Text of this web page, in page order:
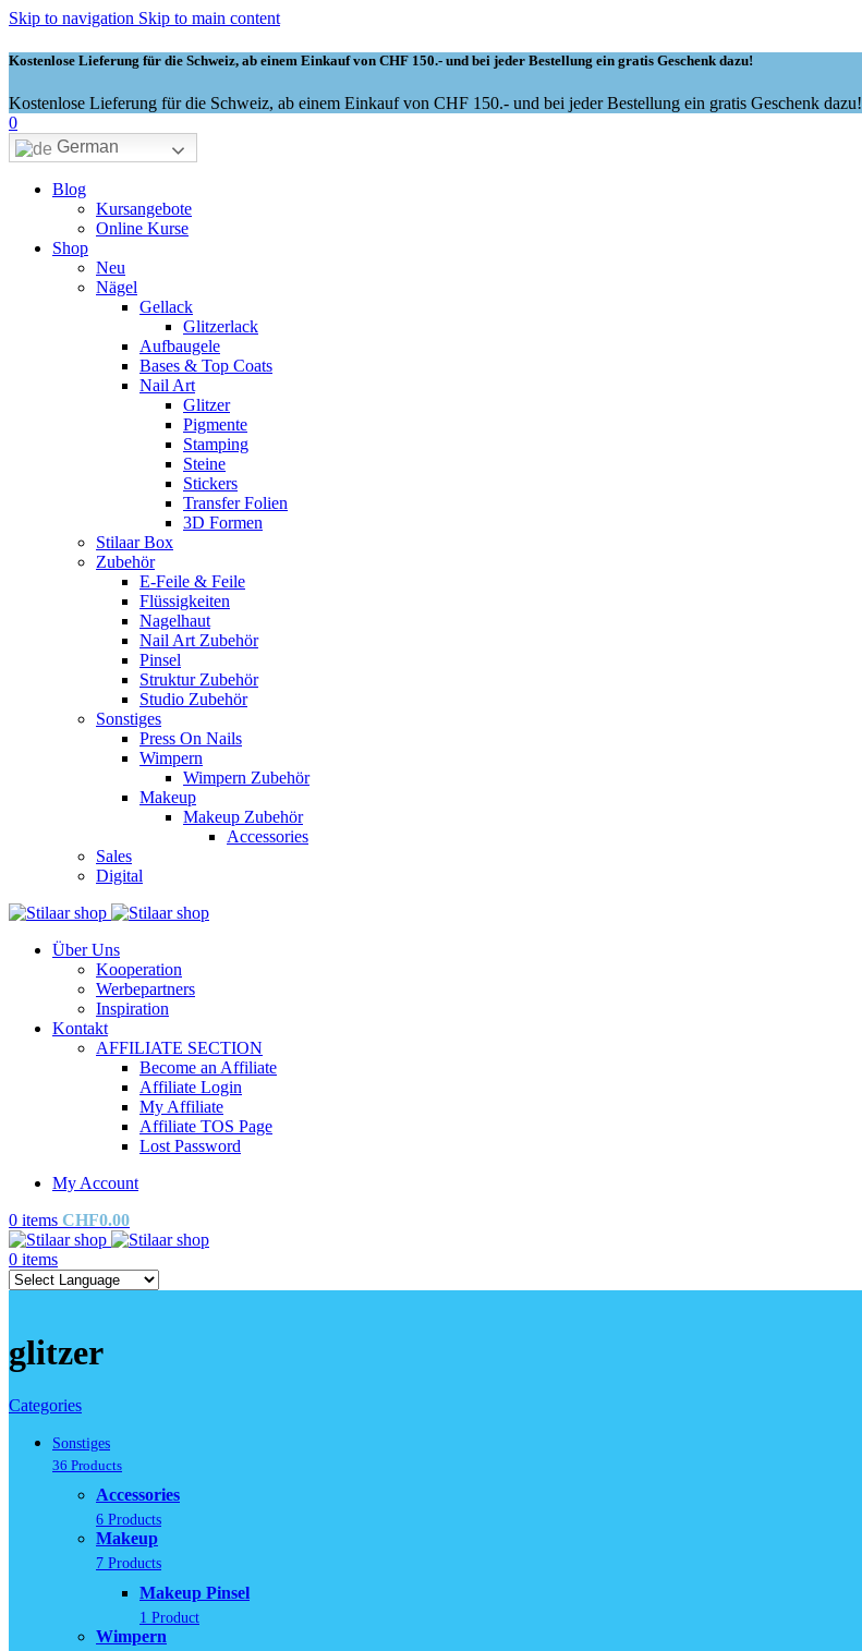
Skip to navigation Skip to main content
Kostenlose Lieferung für die Schweiz, ab einem Einkauf von CHF 150.- und bei jeder Bestellung ein gratis Geschenk dazu!
Kostenlose Lieferung für die Schweiz, ab einem Einkauf von CHF 150.- und bei jeder Bestellung ein gratis Geschenk dazu!
0
German
Blog
Kursangebote
Online Kurse
Shop
Neu
Nägel
Gellack
Glitzerlack
Aufbaugele
Bases & Top Coats
Nail Art
Glitzer
Pigmente
Stamping
Steine
Stickers
Transfer Folien
3D Formen
Stilaar Box
Zubehör
E-Feile & Feile
Flüssigkeiten
Nagelhaut
Nail Art Zubehör
Pinsel
Struktur Zubehör
Studio Zubehör
Sonstiges
Press On Nails
Wimpern
Wimpern Zubehör
Makeup
Makeup Zubehör
Accessories
Sales
Digital
Über Uns
Kooperation
Werbepartners
Inspiration
Kontakt
AFFILIATE SECTION
Become an Affiliate
Affiliate Login
My Affiliate
Affiliate TOS Page
Lost Password
My Account
0 items CHF0.00
0 items
glitzer
Categories
Sonstiges
36 Products
Accessories
6 Products
Makeup
7 Products
Makeup Pinsel
1 Product
Wimpern